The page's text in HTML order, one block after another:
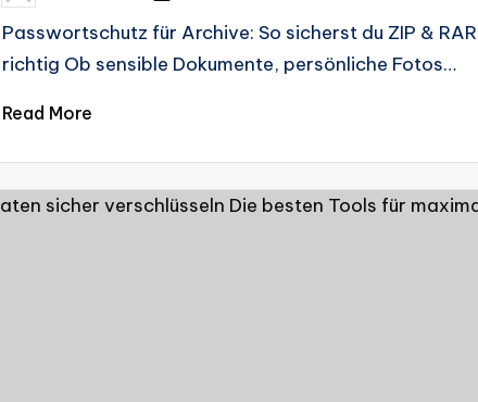
by
Passwortschutz für Archive: So sicherst du ZIP &
richtig Ob sensible Dokumente, persönliche Fotos…
Read More